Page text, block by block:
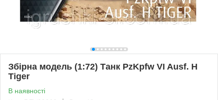
Збірна модель (1:72) Танк PzKpfw VI Ausf. H
Tiger
В наявності